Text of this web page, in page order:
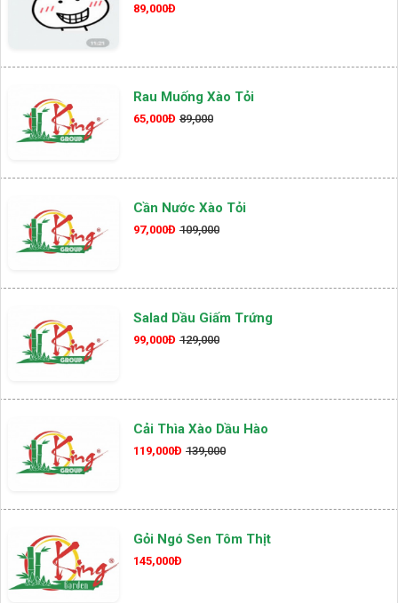
89,000Đ
Rau Muống Xào Tỏi
65,000Đ 89,000
Cần Nước Xào Tỏi
97,000Đ 109,000
Salad Dầu Giấm Trứng
99,000Đ 129,000
Cải Thìa Xào Dầu Hào
119,000Đ 139,000
Gỏi Ngó Sen Tôm Thịt
145,000Đ